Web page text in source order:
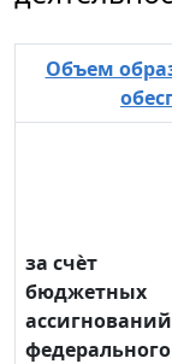
Объем
за счѐт
бюджетных
ассигнований
федерального